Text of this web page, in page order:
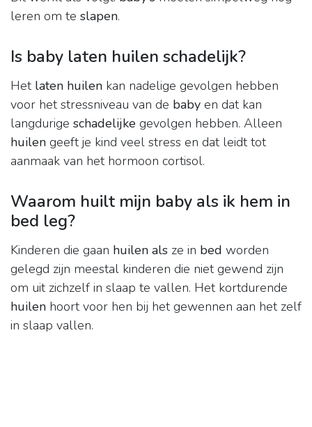
leren om te slapen.
Is baby laten huilen schadelijk?
Het laten huilen kan nadelige gevolgen hebben
voor het stressniveau van de baby en dat kan
langdurige schadelijke gevolgen hebben. Alleen
huilen geeft je kind veel stress en dat leidt tot
aanmaak van het hormoon cortisol.
Waarom huilt mijn baby als ik hem in
bed leg?
Kinderen die gaan huilen als ze in bed worden
gelegd zijn meestal kinderen die niet gewend zijn
om uit zichzelf in slaap te vallen. Het kortdurende
huilen hoort voor hen bij het gewennen aan het zelf
in slaap vallen.